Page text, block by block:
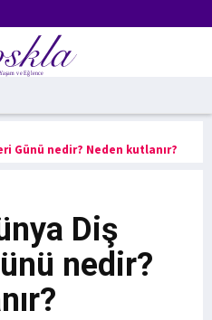
Günü nedir? Neden kutlanır?
Diş
nedir?